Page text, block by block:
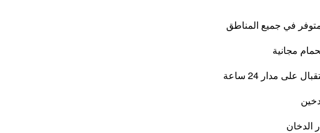
في جميع المناطق
مجانية
على مدار 24 ساعة
الدخان